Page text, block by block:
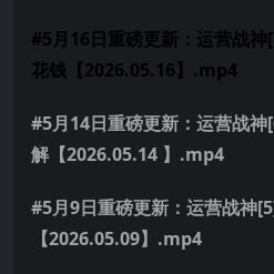
#5月16日重磅更新：运营战
花钱【2026.05.16】.mp4
#5月14日重磅更新：运营战
解【2026.05.14 】.mp4
#5月9日重磅更新：运营战神
【2026.05.09】.mp4